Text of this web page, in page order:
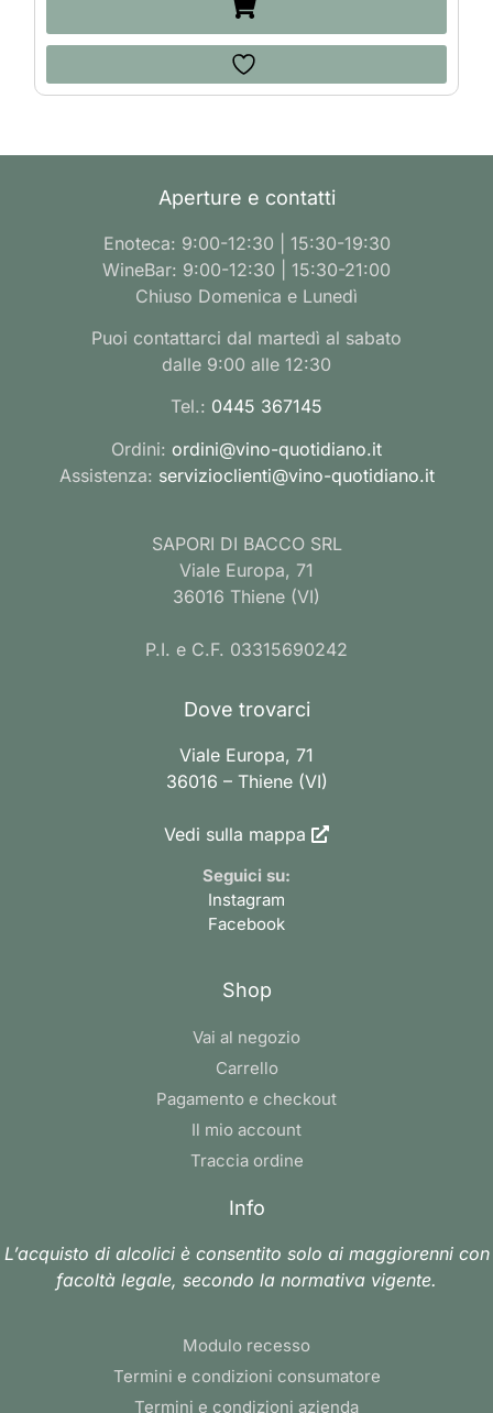
Aperture e contatti
Enoteca: 9:00-12:30 | 15:30-19:30
WineBar: 9:00-12:30 | 15:30-21:00
Chiuso Domenica e Lunedì
Puoi contattarci dal martedì al sabato
dalle 9:00 alle 12:30
Tel.: 0445 367145
Ordini: ordini@vino-quotidiano.it
Assistenza: servizioclienti@vino-quotidiano.it
SAPORI DI BACCO SRL
Viale Europa, 71
36016 Thiene (VI)
P.I. e C.F. 03315690242
Dove trovarci
Viale Europa, 71
36016 – Thiene (VI)
Vedi sulla mappa
Seguici su:
Instagram
Facebook
Shop
Vai al negozio
Carrello
Pagamento e checkout
Il mio account
Traccia ordine
Info
L’acquisto di alcolici è consentito solo ai maggiorenni con
facoltà legale, secondo la normativa vigente.
Modulo recesso
Termini e condizioni consumatore
Termini e condizioni azienda